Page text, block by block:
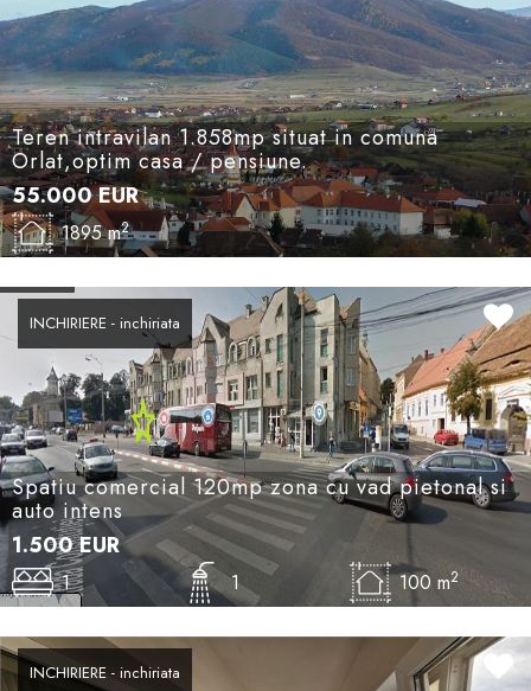
Teren intravilan 1.858mp situat in comuna
Orlat,optim casa / pensiune.
55.000EUR
1895 m2
INCHIRIERE - inchiriata
Spatiu comercial 120mp zona cu vad pietonal si
auto intens
1.500EUR
1 1 100 m2
INCHIRIERE - inchiriata